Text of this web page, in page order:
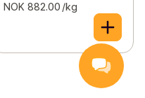
NOK 882.00 /kg